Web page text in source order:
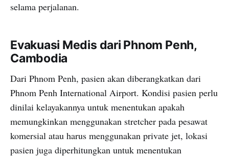
selama perjalanan.
Evakuasi Medis dari Phnom Penh,
Cambodia
Dari Phnom Penh, pasien akan diberangkatkan dari
Phnom Penh International Airport. Kondisi pasien perlu
dinilai kelayakannya untuk menentukan apakah
memungkinkan menggunakan stretcher pada pesawat
komersial atau harus menggunakan private jet, lokasi
pasien juga diperhitungkan untuk menentukan